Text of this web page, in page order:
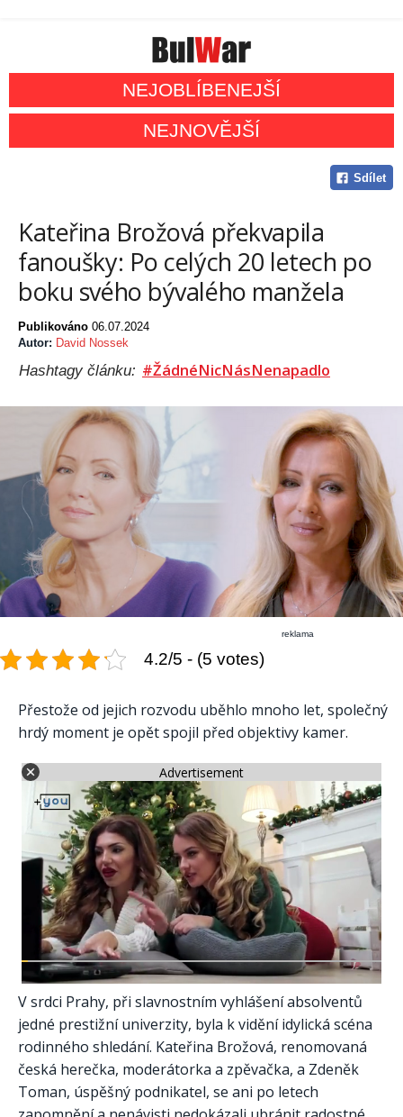
NEJOBLÍBENEJŠÍ
NEJNOVĚJŠÍ
Sdílet
Kateřina Brožová překvapila
fanoušky: Po celých 20 letech po
boku svého bývalého manžela
Publikováno 06.07.2024
Autor: David Nossek
Hashtagy článku: #ŽádnéNicNásNenapadlo
reklama
4.2/5 - (5 votes)
Přestože od jejich rozvodu uběhlo mnoho let, společný
hrdý moment je opět spojil před objektivy kamer.
Advertisement
V srdci Prahy, při slavnostním vyhlášení absolventů
jedné prestižní univerzity, byla k vidění idylická scéna
rodinného shledání. Kateřina Brožová, renomovaná
česká herečka, moderátorka a zpěvačka, a Zdeněk
Toman, úspěšný podnikatel, se ani po letech